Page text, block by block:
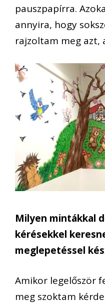
pauszpapírra.
annyira, hogy
rajzoltam meg azt,
Milyen mintákkal
kérésekkel
meglepetéssel
Amikor legelőször
meg szoktam